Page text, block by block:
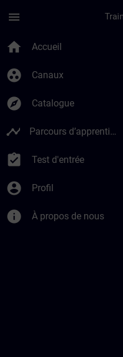
menu
home Accueil
group_work Canaux
explore Catalogue
timeline Parcours d’apprentissage
assignment_turned_in Test d'entrée
account_circle Profil
info À propos de nous